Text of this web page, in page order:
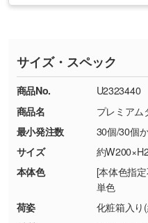
い
す。→詳しく見る
・コーポレートカラー
刷色にこだわりがある
DIC・PANTONEなど
現物支給による色指
しく見る
・背景がある画像か
・印刷不良があった
※詳しくは「商品の良
ください。
【返品・交換ができ
・お客様の元で商品を
商品が破損した場合
・商品到着後7日以上
・お客様のご都合に
品・色・数量などの
TEL：0422-29-9911
18:00(土日祝日除く)
サイズ・スペック
商品No.
U2323440
商品名
プレミアム
最小発注数
30個/30個
サイズ
約
本体色
[本体色指
単色
荷姿
化粧箱入り